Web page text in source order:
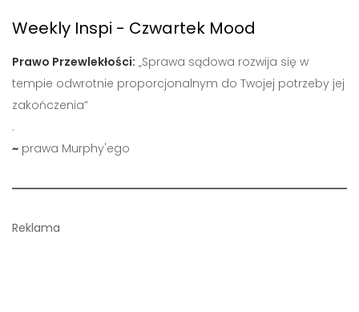
Weekly Inspi - Czwartek Mood
Prawo Przewlekłości: „Sprawa sądowa rozwija się w
tempie odwrotnie proporcjonalnym do Twojej potrzeby jej
zakończenia”
.
~ prawa Murphy'ego
Reklama